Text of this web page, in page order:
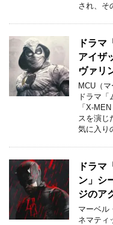
され、そ
ドラマ
アイザ
ヴァリ
MCU（
ドラマ
「X-
スを演じ
気に入り
ドラマ
ン」シ
ジのア
マーベル
ネマティ